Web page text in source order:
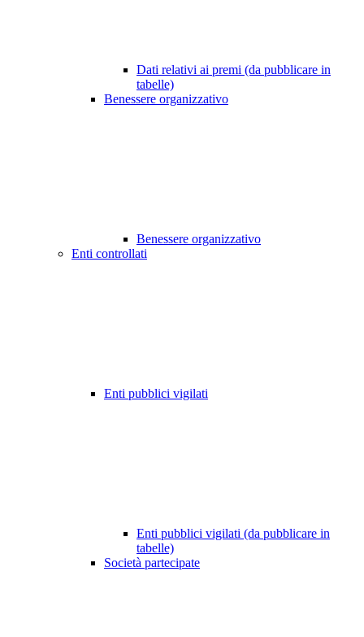
Dati relativi ai premi (da pubblicare in
tabelle)
Benessere organizzativo
Benessere organizzativo
Enti controllati
Enti pubblici vigilati
Enti pubblici vigilati (da pubblicare in
tabelle)
Società partecipate